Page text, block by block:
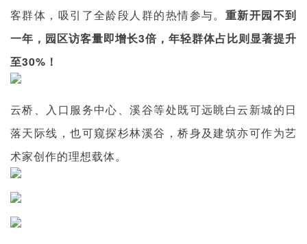
客群体，吸引了全龄段人群的热情参与。 重新开园不到
一年，园区访客量即增长3倍，年轻群体占比则显著提升
至30%！
云桥、入口服务中心、溪谷等处既可远眺白云新城的日
落天际线，也可窥探杉林溪谷，桥身及建筑亦可作为艺
术家创作的理想载体。